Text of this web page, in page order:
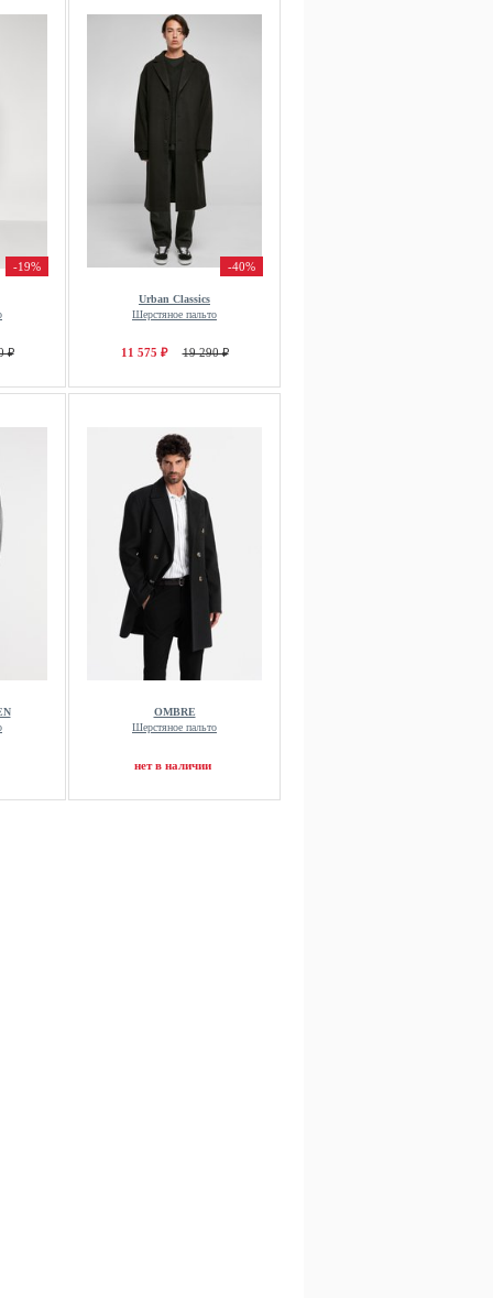
-19%
₽
-40%
Urban Classics
Шерстяное пальто
11 575 ₽ 19 290 ₽
OMBRE
Шерстяное пальто
нет в наличии